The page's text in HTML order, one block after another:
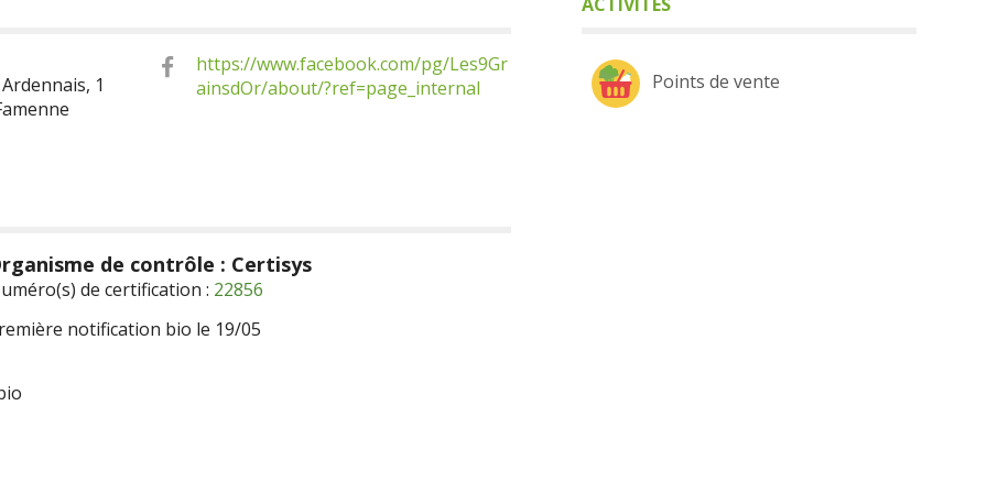
1
https://www.facebook.com/pg/Les9Gr
ainsdOr/about/?ref=page_internal
de contrôle : Certisys
de certification : 22856
notification bio le 19/05
Points de vente